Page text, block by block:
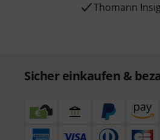
Thomann
Sicher einkaufen &